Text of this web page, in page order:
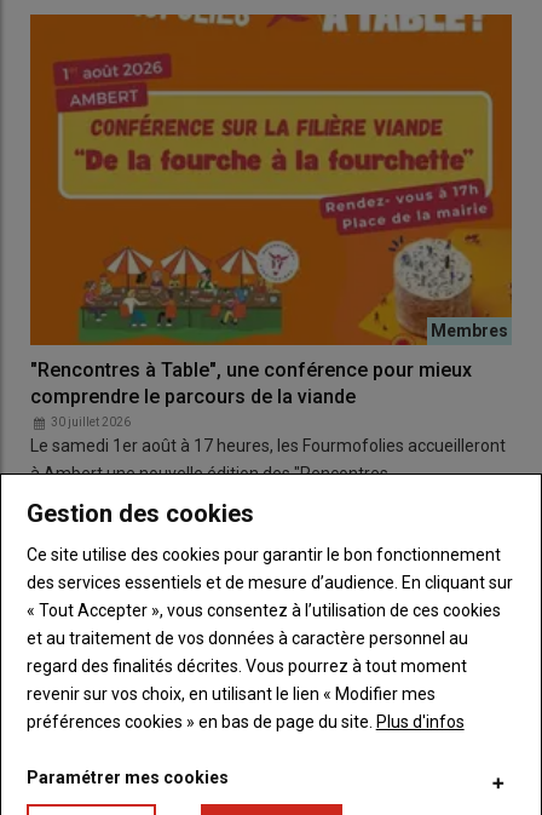
"Rencontres à Table", une conférence pour mieux
comprendre le parcours de la viande
30 juillet 2026
Le samedi 1er août à 17 heures, les Fourmofolies accueilleront
à Ambert une nouvelle édition des "Rencontres…
ÉCONOMIE & SOCIÉTÉ
Gestion des cookies
Ce site utilise des cookies pour garantir le bon fonctionnement
des services essentiels et de mesure d’audience. En cliquant sur
« Tout Accepter », vous consentez à l’utilisation de ces cookies
et au traitement de vos données à caractère personnel au
regard des finalités décrites. Vous pourrez à tout moment
revenir sur vos choix, en utilisant le lien « Modifier mes
préférences cookies » en bas de page du site. Plus d'infos
Paramétrer mes cookies